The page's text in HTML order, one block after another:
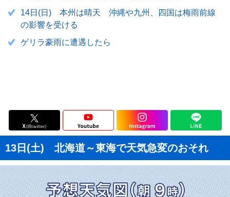
14日(日) 本州は晴天 沖縄や九州、四国は梅雨前線
の影響を受ける
ゲリラ豪雨に遭遇したら
13日(土) 北海道～東海で天気急変のおそれ